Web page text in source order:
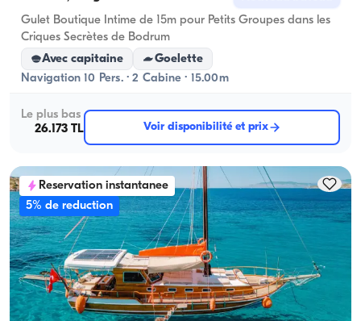
Gulet Boutique Intime de 15m pour Petits Groupes dans les
Criques Secrètes de Bodrum
Avec capitaine
Goelette
Navigation 10 Pers. · 2 Cabine · 15.00m
Le plus bas
26.173 TL
Voir disponibilité et prix
Reservation instantanee
5% de reduction